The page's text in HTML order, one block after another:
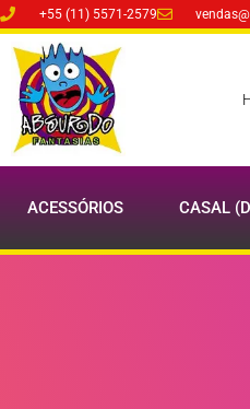
+55 (11) 5571-2579
ACESSÓRIOS CASAL